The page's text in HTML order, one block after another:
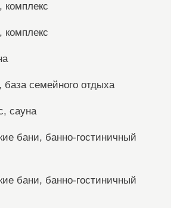
комплекс
комплекс
база семейного отдыха
сауна
бани, банно-гостиничный
бани, банно-гостиничный